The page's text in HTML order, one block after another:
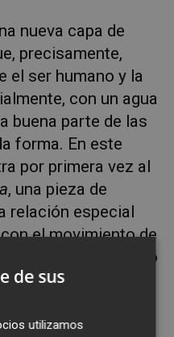
nueva capa de
precisamente,
el ser humano y la
con un agua
buena parte de las
forma. En este
por primera vez al
, una pieza de
relación especial
el movimiento de
que el autor realizó
isla de Tabarca
de sus
utilizamos